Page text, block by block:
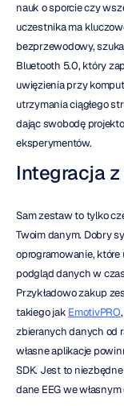
nauk o sporcie czy
uczestnika ma
bezprzewodowy,
Bluetooth 5.0, który
uwięzienia przy
utrzymania ciągłego
dając swobodę
eksperymentów.
Integracja
Sam zestaw to tylko
Twoim danym. Dobry
oprogramowanie, które
podgląd danych w
Przykładowo zakup
takiego jak EmotivPRO
zbieranych danych od
własne aplikacje
SDK. Jest to
dane EEG we